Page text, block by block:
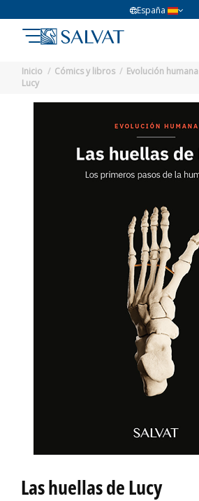
España
Inicio Cómics y libros Evolución humana
Lucy
Las huellas de Lucy